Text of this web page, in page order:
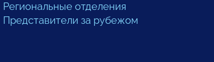
Региональные отделения
Представители за рубежом